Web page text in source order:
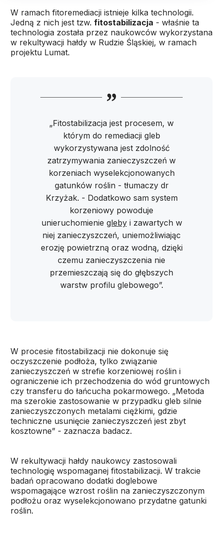
W ramach fitoremediacji istnieje kilka technologii.
Jedną z nich jest tzw. fitostabilizacja - właśnie ta
technologia została przez naukowców wykorzystana
w rekultywacji hałdy w Rudzie Śląskiej, w ramach
projektu Lumat.
„Fitostabilizacja jest procesem, w
którym do remediacji gleb
wykorzystywana jest zdolność
zatrzymywania zanieczyszczeń w
korzeniach wyselekcjonowanych
gatunków roślin - tłumaczy dr
Krzyżak. - Dodatkowo sam system
korzeniowy powoduje
unieruchomienie glebyi zawartych w
niej zanieczyszczeń, uniemożliwiając
erozję powietrzną oraz wodną, dzięki
czemu zanieczyszczenia nie
przemieszczają się do głębszych
warstw profilu glebowego”.
W procesie fitostabilizacji nie dokonuje się
oczyszczenie podłoża, tylko związanie
zanieczyszczeń w strefie korzeniowej roślin i
ograniczenie ich przechodzenia do wód gruntowych
czy transferu do łańcucha pokarmowego. „Metoda
ma szerokie zastosowanie w przypadku gleb silnie
zanieczyszczonych metalami ciężkimi, gdzie
techniczne usunięcie zanieczyszczeń jest zbyt
kosztowne” - zaznacza badacz.
W rekultywacji hałdy naukowcy zastosowali
technologię wspomaganej fitostabilizacji. W trakcie
badań opracowano dodatki doglebowe
wspomagające wzrost roślin na zanieczyszczonym
podłożu oraz wyselekcjonowano przydatne gatunki
roślin.